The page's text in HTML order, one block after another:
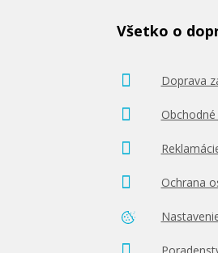
Všetko o
Doprava
Ochrana